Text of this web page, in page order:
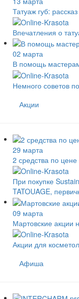
Татуаж губ:
Впечатления о
02 марта
В помощь
Немного советов
Акции
29 марта
2 средства по
При покупке
TATOUAGE,
09 марта
Мартовские акции
Акции для
Афиша